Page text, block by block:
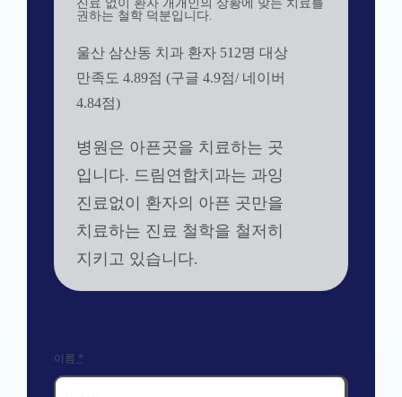
울산 삼산동 치과 환자 512명 대상
만족도 4.89점 (구글 4.9점/ 네이버
4.84점)
병원은 아픈곳을 치료하는 곳
입니다. 드림연합치과는 과잉
진료없이 환자의 아픈 곳만을
치료하는 진료 철학을 철저히
지키고 있습니다.
이름 *